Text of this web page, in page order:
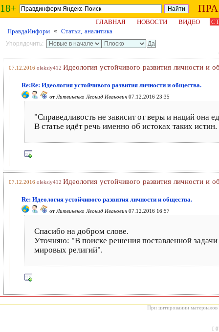
18+
ГЛАВНАЯ НОВОСТИ ВИДЕО
ПравдаИнформ ≈ Статьи, аналитика
Упорядочить:
07.12.2016 oleksiy412 Идеология устойчивого развития личности и
Re:Re: Идеология устойчивого развития личности и общества.
от Литвиненко Леонид Иванович 07.12.2016 23:35
"Справедливость не зависит от веры и наций она
В статье идёт речь именно об истоках таких истин.
07.12.2016 oleksiy412 Идеология устойчивого развития личности и
Re: Идеология устойчивого развития личности и общества.
от Литвиненко Леонид Иванович 07.12.2016 16:57
Спасибо на добром слове.
Уточняю: "В поиске решения поставленной
мировых религий".
При цитировании материалов
[